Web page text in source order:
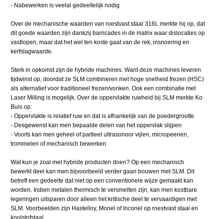
- Nabewerken is veelal gedeeltelijk nodig
Over de mechanische waarden van roestvast staal 316L merkte hij op, dat
dit goede waarden zijn dankzij barricades in de matrix waar dislocaties op
vastlopen, maar dat het wel ten koste gaat van de rek, insnoering en
kerfslagwaarde.
Sterk in opkomst zijn de hybride machines. Want deze machines leveren
tijdwinst op, doordat ze SLM combineren met hoge snelheid frezen (HSC)
als alternatief voor traditioneel frezen/vonken. Ook een combinatie met
Laser Milling is mogelijk. Over de oppervlakte ruwheid bij SLM merkte Ko
Buis op:
- Oppervlakte is relatief ruw en dat is afhankelijk van de poedergrootte
- Desgewenst kan men bepaalde delen van het oppervlak slijpen
- Voorts kan men geheel of partieel ultrasonoor vijlen, micropeenen,
trommelen of mechanisch bewerken
Wat kun je zoal met hybride producten doen? Op een mechanisch
bewerkt deel kan men bijvoorbeeld verder gaan bouwen met SLM. Dit
betreft een gedeelte dat niet op een conventionele wijze gemaakt kan
worden. Indien metalen thermisch te versmelten zijn, kan men kostbare
legeringen uitsparen door alleen het kritische deel te vervaardigen met
SLM. Voorbeelden zijn Hastelloy, Monel of Inconel op roestvast staal en
koolstofstaal.